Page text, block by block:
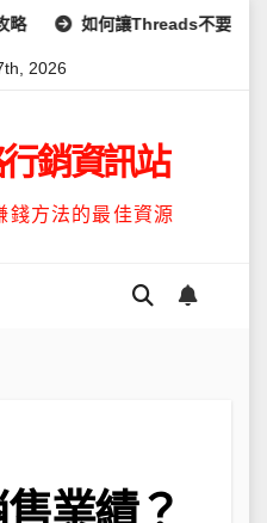
Threads不要顯示IG？完整教學
2026
銷資訊站
錢方法的最佳資源
業績？